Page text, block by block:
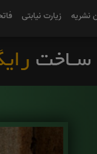
نشریه زیارت نیابتی